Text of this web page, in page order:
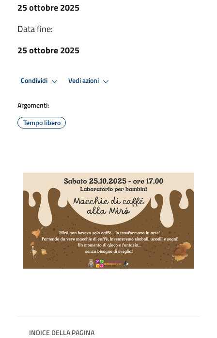
25 ottobre 2025
Data fine:
25 ottobre 2025
Condividi Vedi azioni
Argomenti:
Tempo libero
INDICE DELLA PAGINA